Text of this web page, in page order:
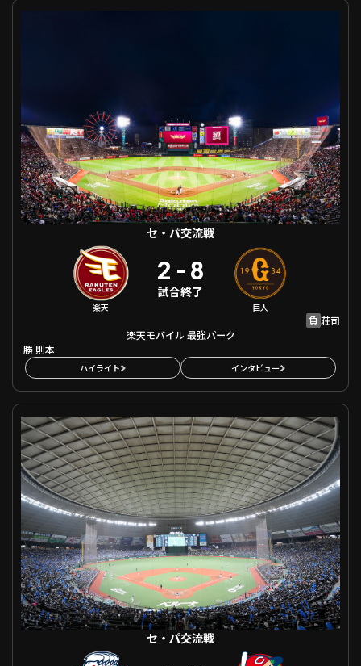
特定商取引法の表示 アルバイト募集（別ウィンドウで開く
動画を検索（選手・チーム・プレー内容…）
セ・パ交流戦 東北楽天 VS 巨人
セ・パ交流戦
楽天
2 - 8
試合終了
巨人
負 荘司
楽天モバイル 最強パーク
勝 則本
ハイライト インタビュー
セ・パ交流戦 埼玉西武 VS 広島
セ・パ交流戦